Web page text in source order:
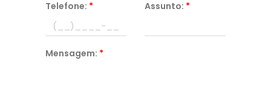
Telefone: * Assunto: *
Mensagem: *